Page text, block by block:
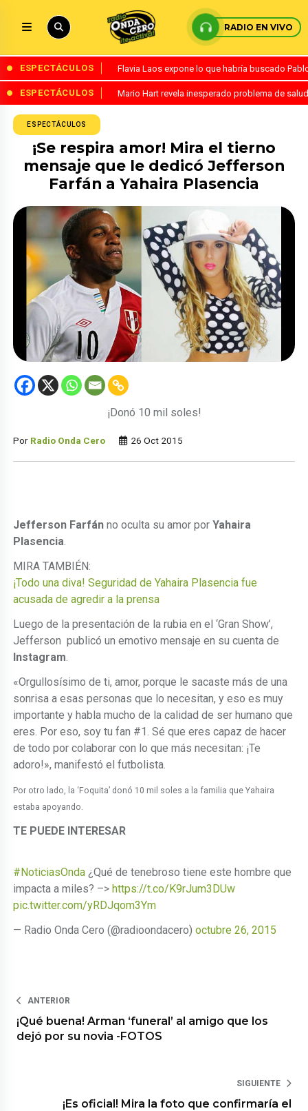
RADIO EN VIVO
ESPECTÁCULOS Flavia Laos expone lo que habría buscado
ESPECTÁCULOS Mario Hart revela inesperado problema de
ESPECTÁCULOS
¡Se respira amor! Mira el tierno
mensaje que le dedicó Jefferson
Farfán a Yahaira Plasencia
¡Donó 10 mil soles!
Por Radio Onda Cero 26 Oct 2015
Jefferson Farfán no oculta su amor porYahaira
Plasencia
MIRA TAMBIÉN:
¡Todo una diva! Seguridad de Yahaira Plasencia fue
acusada de agredir a la prensa
Luego de la presentación de la rubia en el ‘Gran Show’,
Jefferson publicó un emotivo mensaje en su cuenta de
Instagram
«Orgullosísimo de ti, amor, porque le sacaste más de una
sonrisa a esas personas que lo necesitan, y eso es muy
importante y habla mucho de la calidad de ser humano que
eres. Por eso, soy tu fan #1. Sé que eres capaz de hacer
de todo por colaborar con lo que más necesitan: ¡Te
adoro!», manifestó el futbolista.
Por otro lado, la ‘Foquita’ donó 10 mil soles a la familia que Yahaira
estaba apoyando.
TE PUEDE INTERESAR
#NoticiasOnda ¿Qué de tenebroso tiene este hombre que
impacta a miles? –>https://t.co/K9rJum3DUw
pic.twitter.com/yRDJqom3Ym
— Radio Onda Cero (@radioondacero)octubre 26, 2015
ANTERIOR
¡Qué buena! Arman ‘funeral’ al amigo que los
dejó por su novia -FOTOS
SIGUIENTE
¡Es oficial! Mira la foto que confirmaría el